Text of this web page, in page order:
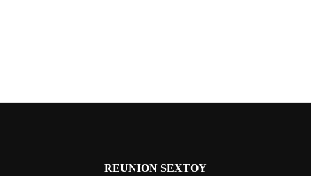
REUNION SEXTOY